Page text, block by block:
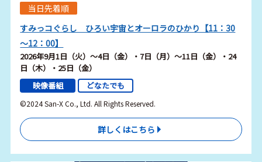
当日先着順
すみっコぐらし ひろい宇宙とオーロラのひかり【11：30
～12：00】
2026年9月1日（火）～4日（金）・7日（月）～11日（金）・24
日（木）・25日（金）
映像番組
どなたでも
©2024 San-X Co., Ltd. All Rights Reserved.
詳しくはこちら